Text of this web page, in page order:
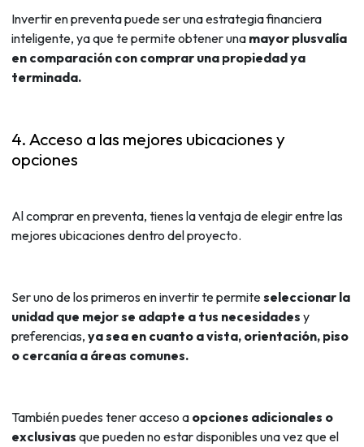
Invertir en preventa puede ser una estrategia financiera
inteligente, ya que te permite obtener una mayor plusvalía
en comparación con comprar una propiedad ya
terminada.
4. Acceso a las mejores ubicaciones y
opciones
Al comprar en preventa, tienes la ventaja de elegir entre las
mejores ubicaciones dentro del proyecto.
Ser uno de los primeros en invertir te permiteseleccionar la
unidad que mejor se adapte a tus necesidades y
preferencias, ya sea en cuanto a vista, orientación, piso
o cercanía a áreas comunes.
También puedes tener acceso a opciones adicionales o
exclusivas que pueden no estar disponibles una vez que el